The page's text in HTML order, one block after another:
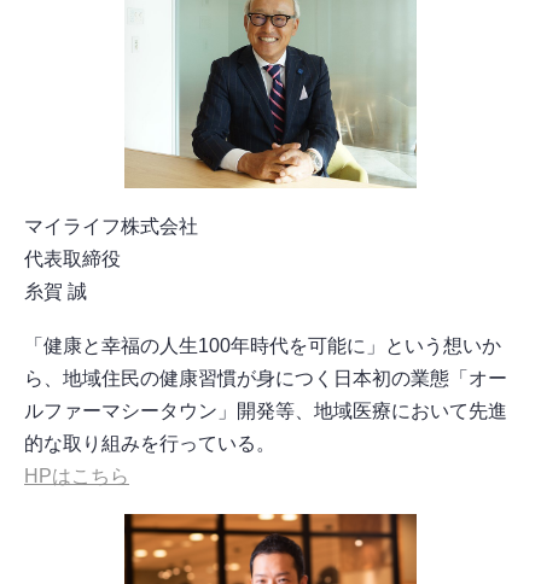
マイライフ株式会社
代表取締役
糸賀 誠
「健康と幸福の人生100年時代を可能に」という想いか
ら、地域住民の健康習慣が身につく日本初の業態「オー
ルファーマシータウン」開発等、地域医療において先進
的な取り組みを行っている。
HPはこちら